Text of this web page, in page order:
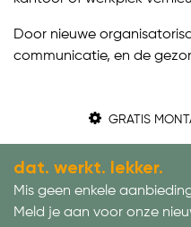
Door nieuwe
communicatie, en de
GRATIS
dat. werkt. lekker.
Mis geen enkele
Meld je aan voor onze